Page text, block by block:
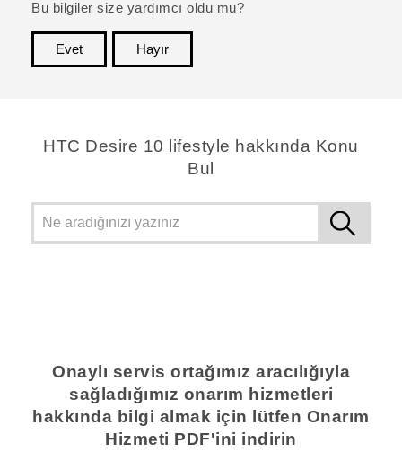
Bu bilgiler size yardımcı oldu mu?
Evet
Hayır
HTC Desire 10 lifestyle hakkında Konu
Bul
Onaylı servis ortağımız aracılığıyla
sağladığımız onarım hizmetleri
hakkında bilgi almak için lütfen Onarım
Hizmeti PDF'ini indirin